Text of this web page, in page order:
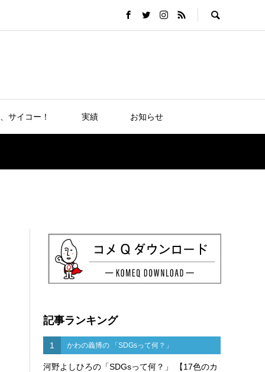
サイコー！ 実績 お知らせ
記事ランキング
1 かわの義博の 「SDGsって何？」
河野よしひろの「SDGsって何？」 【17色のカ